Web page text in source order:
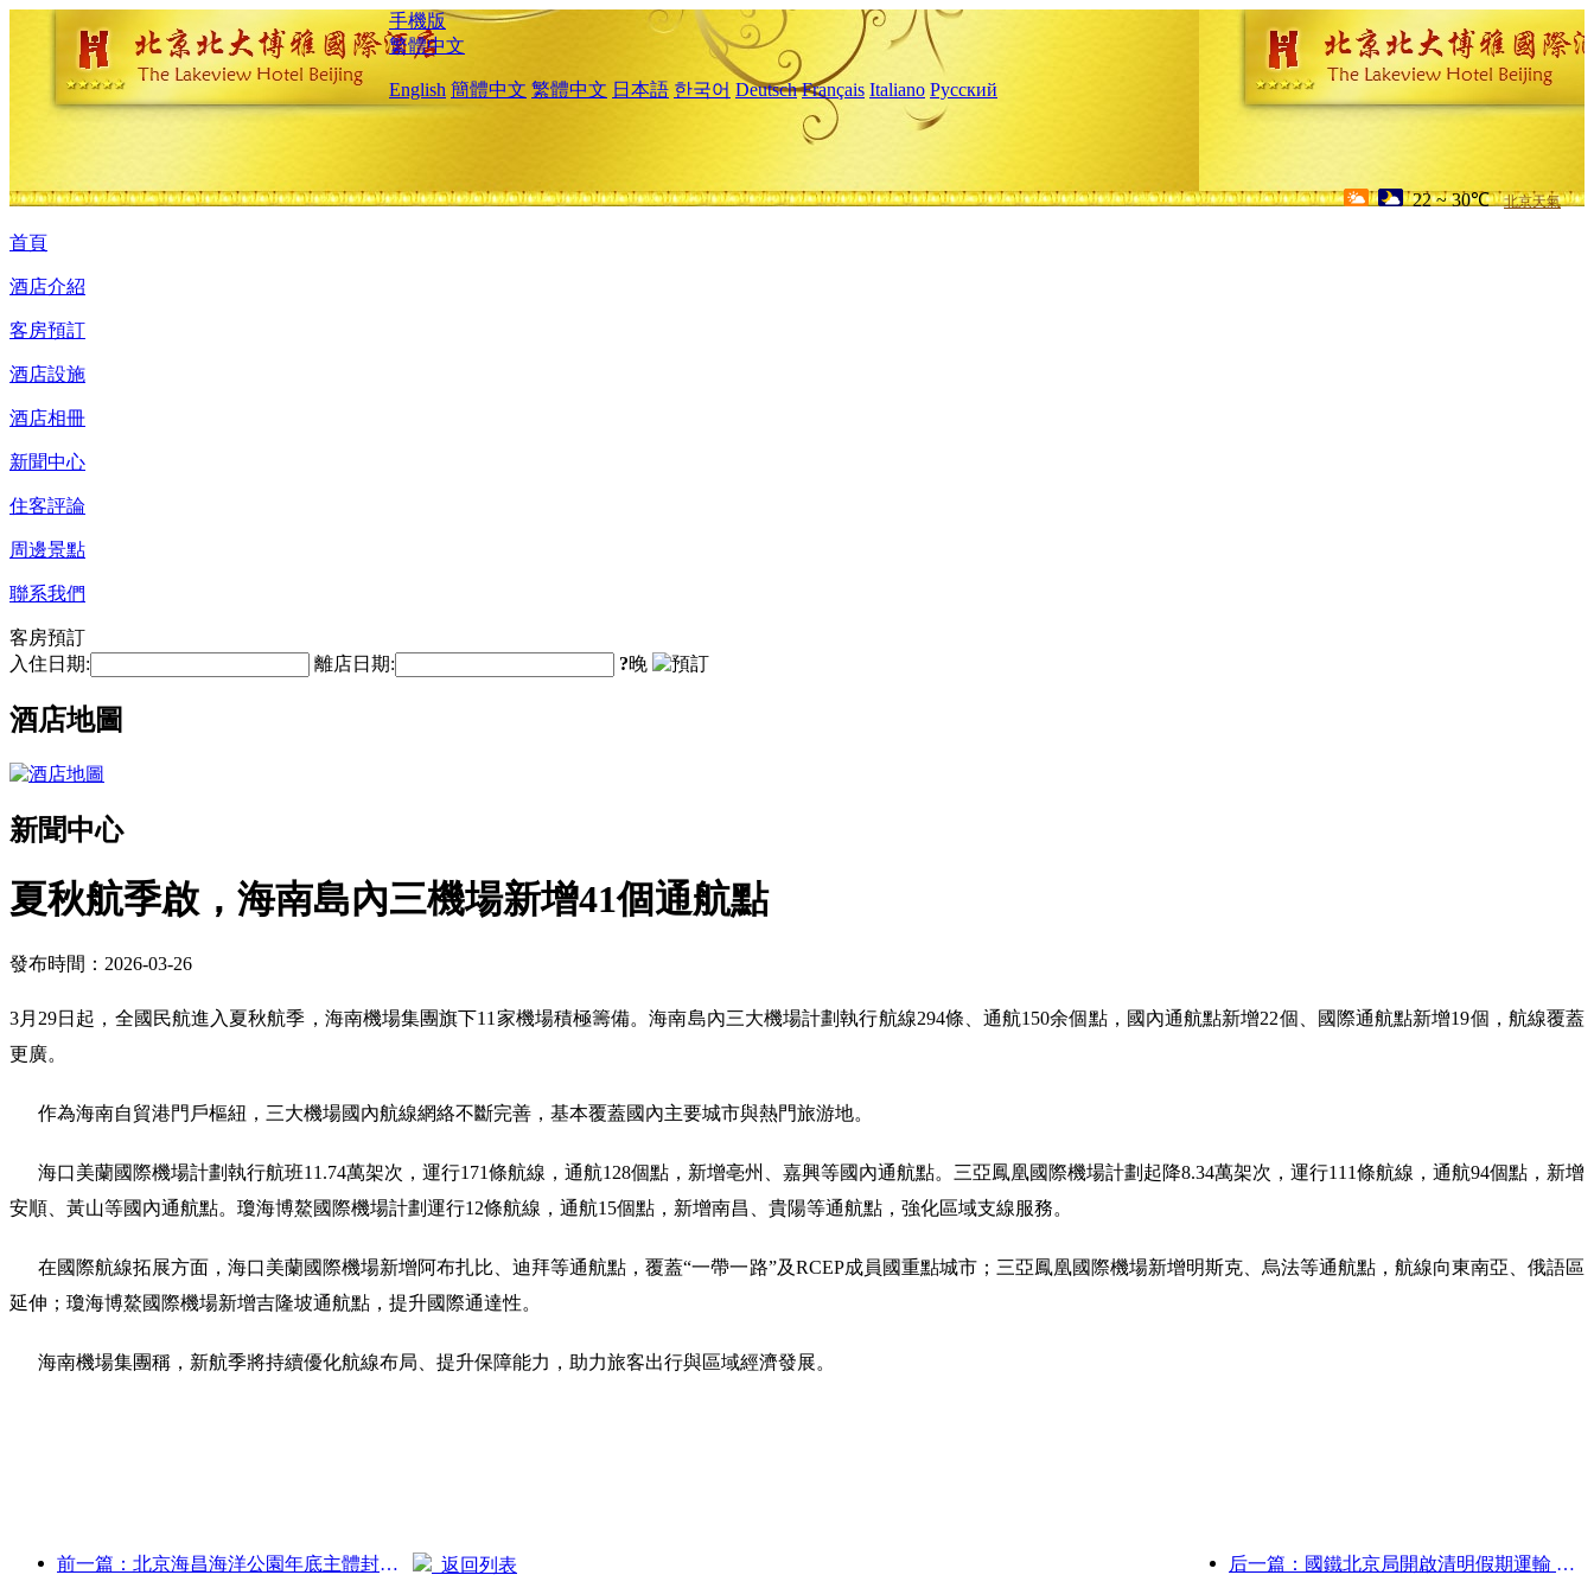
手機版
繁體中文
English 簡體中文 繁體中文 日本語 한국어 Deutsch Français Italiano Русский
22 ~ 30℃ 北京天氣
首頁
酒店介紹
客房預訂
酒店設施
酒店相冊
新聞中心
住客評論
周邊景點
聯系我們
客房預訂
入住日期:
離店日期: ?晚
酒店地圖
新聞中心
夏秋航季啟，海南島內三機場新增41個通航點
發布時間：2026-03-26
3月29日起，全國民航進入夏秋航季，海南機場集團旗下11家機場積極籌備。海南島內三大機場計劃執行航線294條、通航150余個點，國內通航點新增22個、國際通航點新增19個，航線覆蓋
更廣。
作為海南自貿港門戶樞紐，三大機場國內航線網絡不斷完善，基本覆蓋國內主要城市與熱門旅游地。
海口美蘭國際機場計劃執行航班11.74萬架次，運行171條航線，通航128個點，新增亳州、嘉興等國內通航點。三亞鳳凰國際機場計劃起降8.34萬架次，運行111條航線，通航94個點，新增
安順、黃山等國內通航點。瓊海博鰲國際機場計劃運行12條航線，通航15個點，新增南昌、貴陽等通航點，強化區域支線服務。
在國際航線拓展方面，海口美蘭國際機場新增阿布扎比、迪拜等通航點，覆蓋“一帶一路”及RCEP成員國重點城市；三亞鳳凰國際機場新增明斯克、烏法等通航點，航線向東南亞、俄語區
延伸；瓊海博鰲國際機場新增吉隆坡通航點，提升國際通達性。
海南機場集團稱，新航季將持續優化航線布局、提升保障能力，助力旅客出行與區域經濟發展。
前一篇：北京海昌海洋公園年底主體封頂 預計2027年建成開放 后一篇：國鐵北京局開啟清明假期運輸 預計發送旅客737萬人次
返回列表